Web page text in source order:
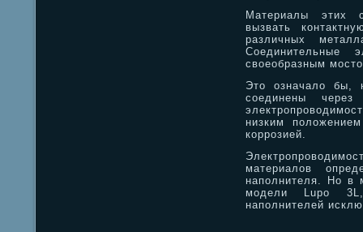
Материалы этих
вызвать
различных
своеобразным
Это означало бы,
соединены через
низким
коррозией.
материалов
наполнителя. Но в
модели Lupo
наполнителей